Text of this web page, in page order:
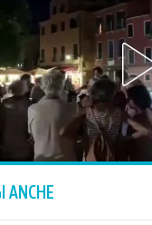
ANCHE